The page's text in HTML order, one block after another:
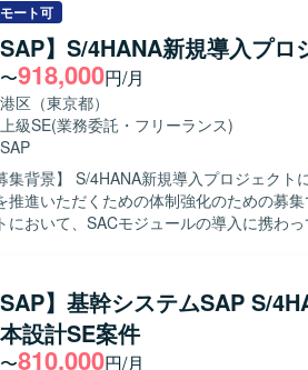
セスを踏まえ、システム化方針や要件の取り
物像】 業務部門との対話を通じて課題や要
できる方を求めております。数値シミュレ
提案・推進できる方が望ましいです。 【ポジションの魅力】 S/4HANA新規導入の初期
ーズから参画し、SACを用いた計画・分
営・事業に直結するシミュレーション要
を磨くことができます。 【開発環境】 S/4HANAおよびSACを中心としたSAPソリュ
ョン群を利用した環境となります。
ート可
SAP】S/4HANA新規導入プロ
〜918,000円/月
港区（東京都）
上級SE(業務委託・フリーランス)
SAP
集背景】 S/4HANA新規導入プロジェク
進いただくための体制強化のための募集です。 【作業内容】 S/4HANA新規導
において、SACモジュールの導入に携わ
発、テスト、稼働まで一連の工程に関与し
を支援していただきます。 【求める人物像】 顧客の業務内容を丁寧に理解しながら要件
理できる方を求めています。関係者との
リードできる主体性と責任感のある方が望ましいです。 【ポジシ
SAP】基幹システムSAP S/
設計SE案件
〜810,000円/月